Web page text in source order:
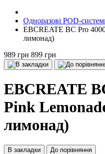
Одноразові POD-
EBCREATE BC Pro
лимонад)
989 грн 899 грн
EBCREATE
Pink
лимонад)
В закладки До порівняння